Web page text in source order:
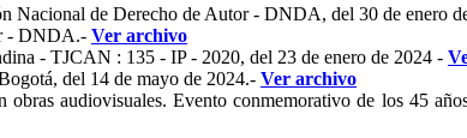
Nacional de Derecho de Autor - DNDA, del 30 de enero
- DNDA.- Ver archivo
- TJCAN : 135 - IP - 2020, del 23 de enero de 2024 -
del 14 de mayo de 2024.- Ver archivo
audiovisuales. Evento conmemorativo de los 45